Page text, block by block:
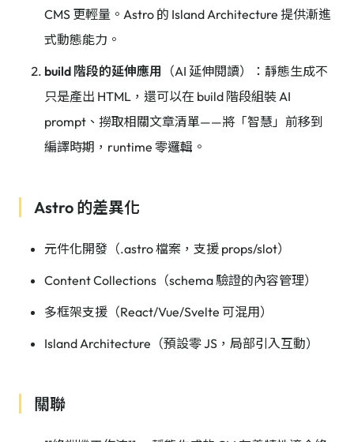
CMS 更輕量。Astro 的 Island Architecture 提供漸進
式動態能力。
build 階段的延伸應用 （AI 延伸閱讀）：靜態生成不
只是產出 HTML，還可以在 build 階段組裝 AI
prompt、撈取相關文章清單——將「智慧」前移到
編譯時期，runtime 零邏輯。
Astro 的差異化
元件化開發（.astro 檔案，支援 props/slot）
Content Collections（schema 驗證的內容管理）
多框架支援（React/Vue/Svelte 可混用）
Island Architecture（預設零 JS，局部引入互動）
關聯